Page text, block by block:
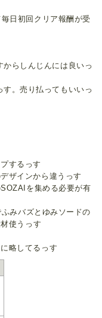
日初回クリア報酬が受
からしんじんには良いっ
。売り払ってもいいっ
するっす
ザインから違うっす
を集める必要が有
みバズとゆみソードの
使うっす
略してるっす